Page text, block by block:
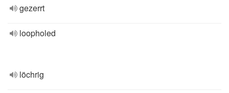
gezerrt
loopholed
löchrig